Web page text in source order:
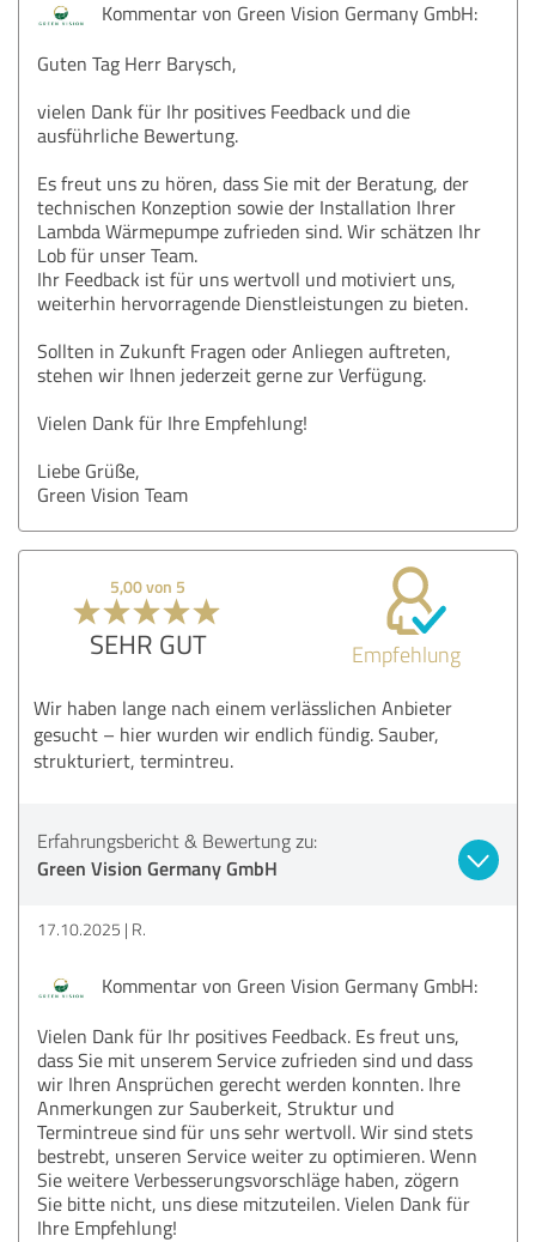
Kommentar von Green Vision Germany GmbH:
Guten Tag Herr Barysch,
vielen Dank für Ihr positives Feedback und die
ausführliche Bewertung.
Es freut uns zu hören, dass Sie mit der Beratung, der
technischen Konzeption sowie der Installation Ihrer
Lambda Wärmepumpe zufrieden sind. Wir schätzen Ihr
Lob für unser Team.
Ihr Feedback ist für uns wertvoll und motiviert uns,
weiterhin hervorragende Dienstleistungen zu bieten.
Sollten in Zukunft Fragen oder Anliegen auftreten,
stehen wir Ihnen jederzeit gerne zur Verfügung.
Vielen Dank für Ihre Empfehlung!
Liebe Grüße,
Green Vision Team
5,00 von 5
SEHR GUT Empfehlung
Wir haben lange nach einem verlässlichen Anbieter
gesucht – hier wurden wir endlich fündig. Sauber,
strukturiert, termintreu.
Erfahrungsbericht & Bewertung zu:
Green Vision Germany GmbH
17.10.2025 R.
Kommentar von Green Vision Germany GmbH:
Vielen Dank für Ihr positives Feedback. Es freut uns,
dass Sie mit unserem Service zufrieden sind und dass
wir Ihren Ansprüchen gerecht werden konnten. Ihre
Anmerkungen zur Sauberkeit, Struktur und
Termintreue sind für uns sehr wertvoll. Wir sind stets
bestrebt, unseren Service weiter zu optimieren. Wenn
Sie weitere Verbesserungsvorschläge haben, zögern
Sie bitte nicht, uns diese mitzuteilen. Vielen Dank für
Ihre Empfehlung!